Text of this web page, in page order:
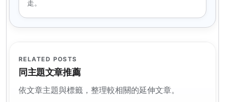
走。
RELATED POSTS
同主題文章推薦
依文章主題與標籤，整理較相關的延伸文章。